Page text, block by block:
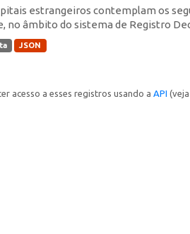
estrangeiros contemplam os
no âmbito do sistema de Registro
JSON
acesso a esses registros usando a API (veja